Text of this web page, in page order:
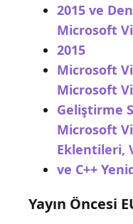
2015 ve
Microsoft
2015
Microsoft
Microsoft
Geliştirme
Microsoft
Eklentileri,
ve C++
Yayın Öncesi